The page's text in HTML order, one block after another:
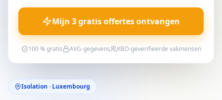
Isolation · Luxembourg
Mijn 3 gratis offertes ontvangen
100 % gratis AVG-gegevens KBO-geverifieerde vakmensen